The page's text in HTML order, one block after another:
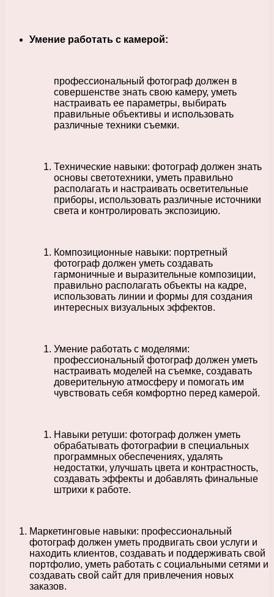
Умение работать с камерой:
профессиональный фотограф должен в
совершенстве знать свою камеру, уметь
настраивать ее параметры, выбирать
правильные объективы и использовать
различные техники съемки.
Технические навыки: фотограф должен знать
основы светотехники, уметь правильно
располагать и настраивать осветительные
приборы, использовать различные источники
света и контролировать экспозицию.
Композиционные навыки: портретный
фотограф должен уметь создавать
гармоничные и выразительные композиции,
правильно располагать объекты на кадре,
использовать линии и формы для создания
интересных визуальных эффектов.
Умение работать с моделями:
профессиональный фотограф должен уметь
настраивать моделей на съемке, создавать
доверительную атмосферу и помогать им
чувствовать себя комфортно перед камерой.
Навыки ретуши: фотограф должен уметь
обрабатывать фотографии в специальных
программных обеспечениях, удалять
недостатки, улучшать цвета и контрастность,
создавать эффекты и добавлять финальные
штрихи к работе.
Маркетинговые навыки: профессиональный
фотограф должен уметь продвигать свои услуги и
находить клиентов, создавать и поддерживать свой
портфолио, уметь работать с социальными сетями и
создавать свой сайт для привлечения новых
заказов.